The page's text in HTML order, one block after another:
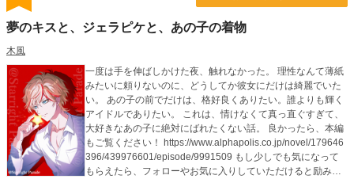
夢のキスと、ジェラピケと、あの子の着物
木風
一度は手を伸ばしかけた夜、触れなかった。 理性なんて薄紙
みたいに頼りないのに、どうしてか彼女にだけは綺麗でいた
い。 あの子の前でだけは、格好良くありたい。誰よりも輝く
アイドルでありたい。 これは、情けなくて真っ直ぐすぎて、
大好きなあの子に絶対にばれたくない話。 良かったら、本編
もご覧ください！ https://www.alphapolis.co.jp/novel/179646
396/439976601/episode/9991509 もし少しでも気になって
もらえたら、フォローやお気に入りしていただけると励みに